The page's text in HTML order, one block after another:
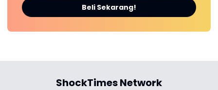
Beli Sekarang!
ShockTimes Network